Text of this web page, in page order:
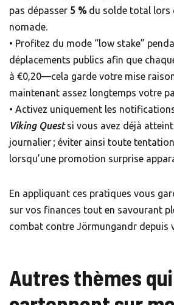
pas dépasser 5 %du solde total lors
nomade.
• Profitez du mode “low stake”
déplacements publics afin que
à €0,20—cela garde votre mise
maintenant assez longtemps votre
• Activez uniquement les
Viking Questsi vous avez déjà
journalier ; éviter ainsi toute
lorsqu’une promotion surprise
En appliquant ces pratiques vous
sur vos finances tout en savourant
combat contre Jörmungandr depuis
Autres thèmes qui